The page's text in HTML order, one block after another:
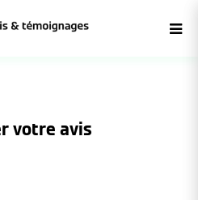
votre avis